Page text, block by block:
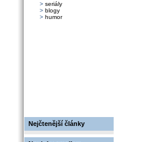
> seriály
> blogy
> humor
Nejčtenější články